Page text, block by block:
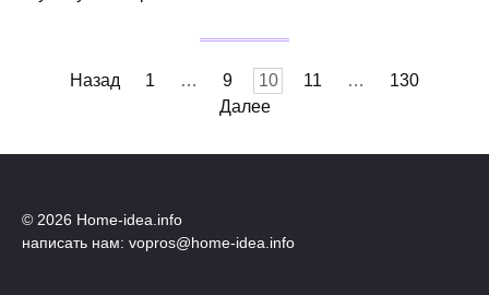
Пагинация
Назад 1 … 9 10 11 …
130
Далее
© 2026 Home-idea.info
написать нам: vopros@home-idea.info